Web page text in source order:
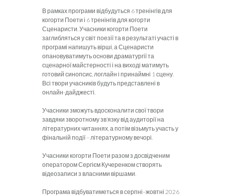
В рамках програми відбудуться 6 тренінгів для
когорти Поети і 6 тренінгів для когорти
Сценаристи. Учасники когорти Поети
заглибляться у світ поезії та в результаті участі в
програмі напишуть вірші, а Сценаристи
опановуватимуть основи драматургії та
сценарної майстерності і на виході матимуть
готовий синопсис, логлайн і принаймні 1 сцену.
Всі твори учасників будуть представлені в
онлайн-дайджесті.
Учасники зможуть вдосконалити свої твори
завдяки зворотному зв’язку від аудиторії на
літературних читаннях, а потім візьмуть участь у
фінальній події – літературному вечорі.
Учасники когорти Поети разом з досвідченим
оператором Сергієм Кучеренком створять
відеозаписи з власними віршами.
Програма відбуватиметься в серпні–жовтні 2026